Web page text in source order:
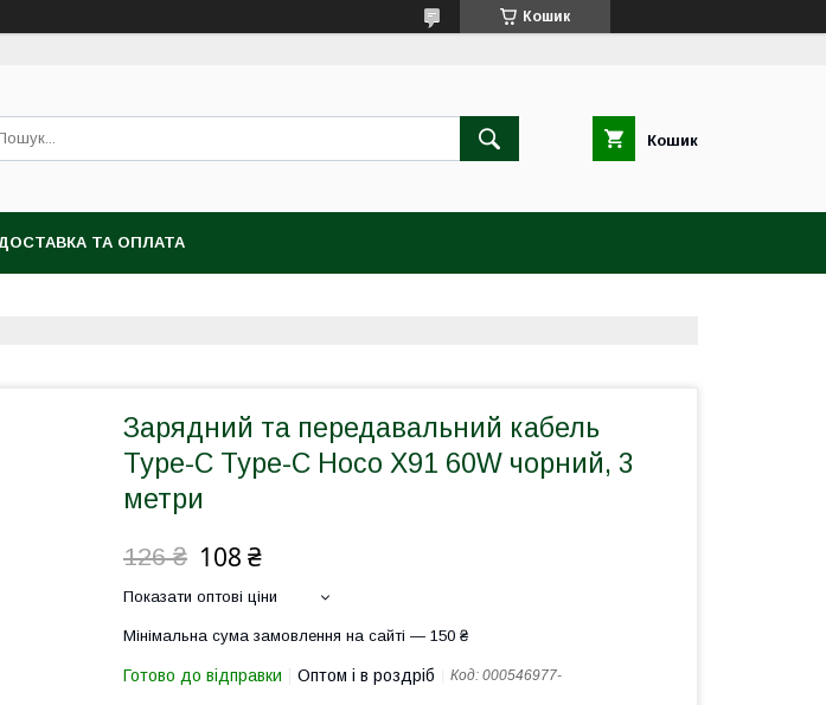
Кошик
Кошик
ТА ОПЛАТА
Зарядний та передавальний кабель
Type-C Type-C Hoco X91 60W чорний, 3
метри
126 ₴ 108 ₴
Показати оптові ціни
Мінімальна сума замовлення на сайті — 150 ₴
Готово до відправки Оптом і в роздріб Код: 000546977-